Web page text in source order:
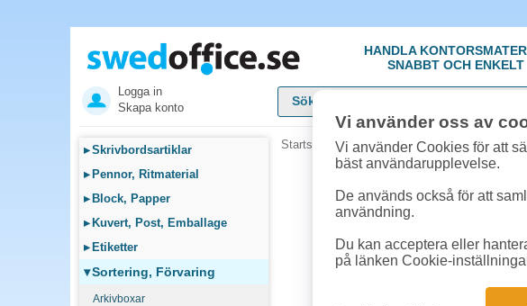
HANDLA
SNABBT OCH ENKELT
Logga in
Skapa konto
▸Skrivbordsartiklar
▸ Pennor, Ritmaterial
▸ Block, Papper
▸ Kuvert, Post, Emballage
▸ Etiketter
▾Sortering, Förvaring
Arkivboxar
Startsida »Sortering, Förvaring»Gaffelpärm -
Vi använder oss av
Vi använder Cookies för att
bäst användarupplevelse.
De används också för att
användning.
Du kan acceptera eller
på länken Cookie-